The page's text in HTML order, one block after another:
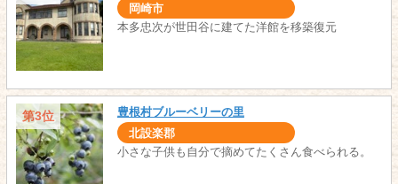
岡崎市
本多忠次が世田谷に建てた洋館を移築復元
第3位 豊根村ブルーベリーの里
北設楽郡
小さな子供も自分で摘めてたくさん食べられる。